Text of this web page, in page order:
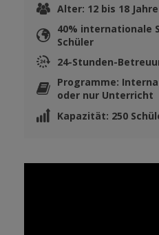
Alter: 12 bis 18 Jahre
40% internationale
Schüler
24-Stunden-
Programme:
oder nur Unterricht
Kapazität: 250